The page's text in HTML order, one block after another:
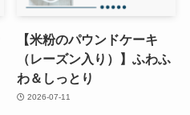
【米粉のパウンドケーキ
（レーズン入り）】ふわふ
わ＆しっとり
2026-07-11